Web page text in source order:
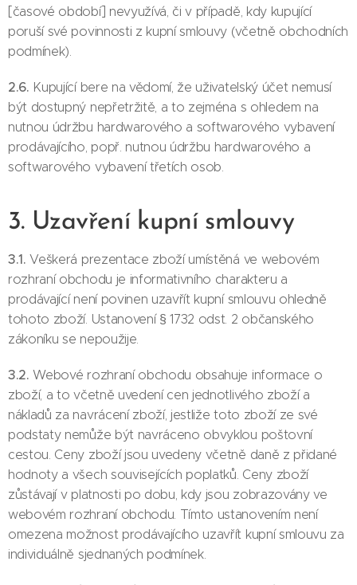
[časové období] nevyužívá, či v případě, kdy kupující
poruší své povinnosti z kupní smlouvy (včetně obchodních
podmínek).
2.6. Kupující bere na vědomí, že uživatelský účet nemusí
být dostupný nepřetržitě, a to zejména s ohledem na
nutnou údržbu hardwarového a softwarového vybavení
prodávajícího, popř. nutnou údržbu hardwarového a
softwarového vybavení třetích osob.
3. Uzavření kupní smlouvy
3.1.Veškerá prezentace zboží umístěná ve webovém
rozhraní obchodu je informativního charakteru a
prodávající není povinen uzavřít kupní smlouvu ohledně
tohoto zboží. Ustanovení § 1732 odst. 2 občanského
zákoníku se nepoužije.
3.2.Webové rozhraní obchodu obsahuje informace o
zboží, a to včetně uvedení cen jednotlivého zboží a
nákladů za navrácení zboží, jestliže toto zboží ze své
podstaty nemůže být navráceno obvyklou poštovní
cestou. Ceny zboží jsou uvedeny včetně daně z přidané
hodnoty a všech souvisejících poplatků. Ceny zboží
zůstávají v platnosti po dobu, kdy jsou zobrazovány ve
webovém rozhraní obchodu. Tímto ustanovením není
omezena možnost prodávajícího uzavřít kupní smlouvu za
individuálně sjednaných podmínek.